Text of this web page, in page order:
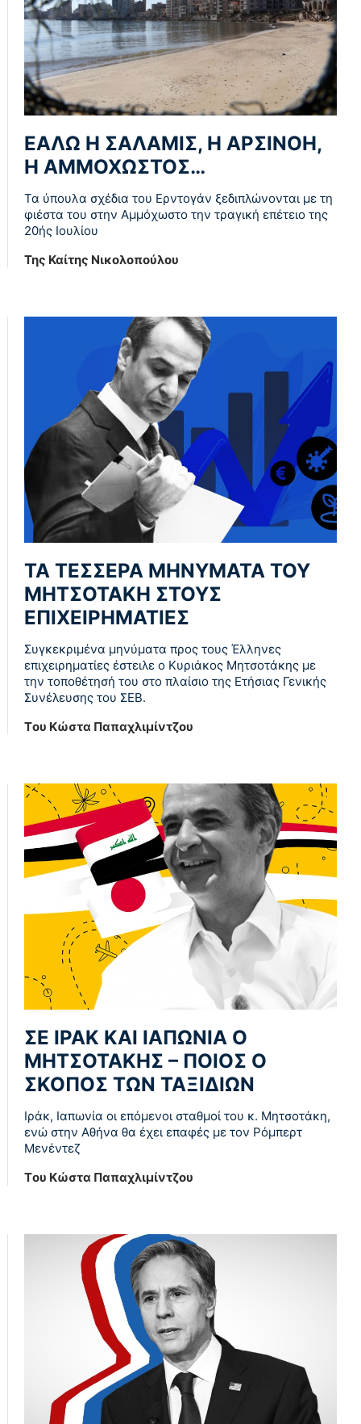
ΕΑΛΩ Η ΣΑΛΑΜΙΣ, Η ΑΡΣΙΝΟΗ,
Η ΑΜΜΟΧΩΣΤΟΣ…
Τα ύπουλα σχέδια του Ερντογάν ξεδιπλώνονται με τη
φιέστα του στην Αμμόχωστο την τραγική επέτειο της
20ής Ιουλίου
Της Καίτης Νικολοπούλου
ΤΑ ΤΕΣΣΕΡΑ ΜΗΝΥΜΑΤΑ ΤΟΥ
ΜΗΤΣΟΤΑΚΗ ΣΤΟΥΣ
ΕΠΙΧΕΙΡΗΜΑΤΙΕΣ
Συγκεκριμένα μηνύματα προς τους Έλληνες
επιχειρηματίες έστειλε ο Κυριάκος Μητσοτάκης με
την τοποθέτησή του στο πλαίσιο της Ετήσιας Γενικής
Συνέλευσης του ΣΕΒ.
Tου Κώστα Παπαχλιμίντζου
ΣΕ ΙΡΑΚ ΚΑΙ ΙΑΠΩΝΙΑ Ο
ΜΗΤΣΟΤΑΚΗΣ – ΠΟΙΟΣ Ο
ΣΚΟΠΟΣ ΤΩΝ ΤΑΞΙΔΙΩΝ
Ιράκ, Ιαπωνία οι επόμενοι σταθμοί του κ. Μητσοτάκη,
ενώ στην Αθήνα θα έχει επαφές με τον Ρόμπερτ
Μενέντεζ
Tου Κώστα Παπαχλιμίντζου